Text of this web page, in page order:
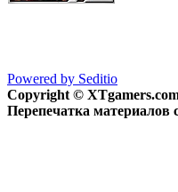
Powered by Seditio
Copyright ©
Перепечатка материалов